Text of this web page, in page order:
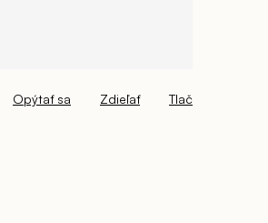
Tlač
Opýtať sa Zdieľať